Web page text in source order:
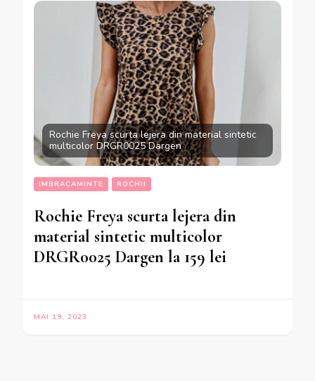
Rochie Freya scurta lejera din material sintetic
multicolor DRGR0025 Dargen
IMBRACAMINTE ROCHII
Rochie Freya scurta lejera din
material sintetic multicolor
DRGR0025 Dargen la 159 lei
MAI 19, 2023